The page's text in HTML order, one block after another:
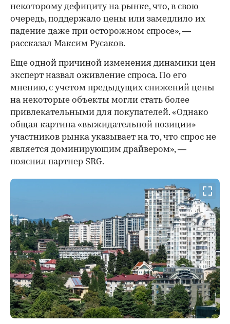
некоторому дефициту на рынке, что, в свою
очередь, поддержало цены или замедлило их
падение даже при осторожном спросе», —
рассказал Максим Русаков.
Еще одной причиной изменения динамики цен
эксперт назвал оживление спроса. По его
мнению, с учетом предыдущих снижений цены
на некоторые объекты могли стать более
привлекательными для покупателей. «Однако
общая картина «выжидательной позиции»
участников рынка указывает на то, что спрос не
является доминирующим драйвером», —
пояснил партнер SRG.